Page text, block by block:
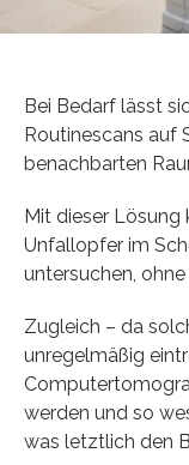
Bei Bedarf lässt
Routinescans auf
benachbarten
Mit dieser
Unfallopfer im
untersuchen,
Zugleich – da
unregelmäßig
werden und so
was letztlich den